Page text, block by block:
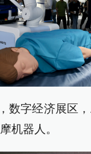
数字经济展区
机器人。